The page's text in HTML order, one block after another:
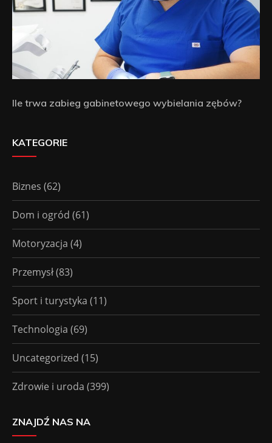
Ile trwa zabieg gabinetowego wybielania zębów?
KATEGORIE
Biznes (62)
Dom i ogród (61)
Motoryzacja (4)
Przemysł(83)
Sport i turystyka (11)
Technologia (69)
Uncategorized (15)
Zdrowie i uroda (399)
ZNAJDŹ NAS NA